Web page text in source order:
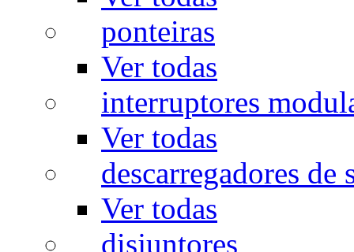
ponteiras
Ver todas
interruptores
Ver todas
descarregadores de
Ver todas
disjuntores